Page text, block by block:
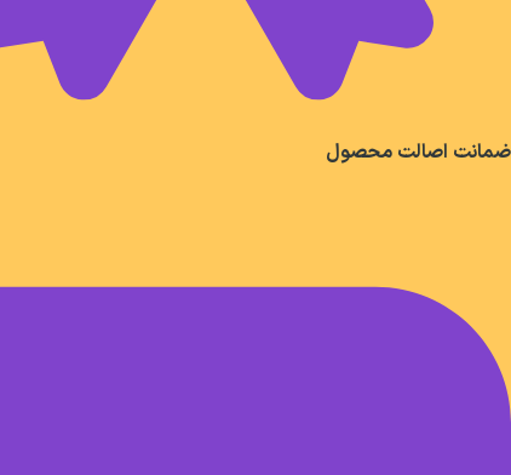
ضمانت اصالت محصول